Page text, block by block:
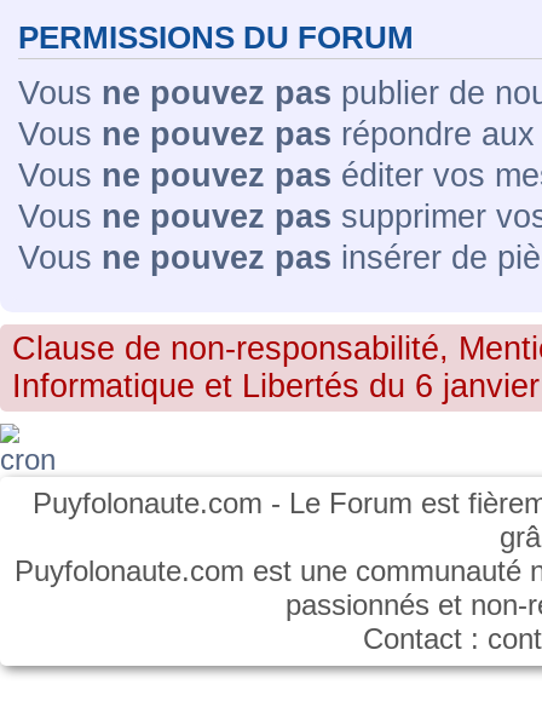
PERMISSIONS DU FORUM
Vous ne pouvez pas publier de
Vous ne pouvez pas répondre
Vous ne pouvez pas éditer vos
Vous ne pouvez pas supprimer
Vous ne pouvez pas insérer de
Clause de non-responsabilité,
Informatique et Libertés du 6
Puyfolonaute.com - Le Forum est
Puyfolonaute.com est une communauté
passionnés et
Contact :